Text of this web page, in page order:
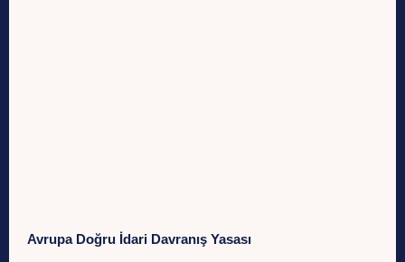
Avrupa Doğru İdari Davranış Yasası